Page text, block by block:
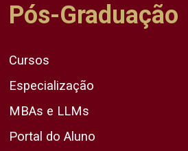
Pós-Graduação
Cursos
Especialização
MBAs e LLMs
Portal do Aluno